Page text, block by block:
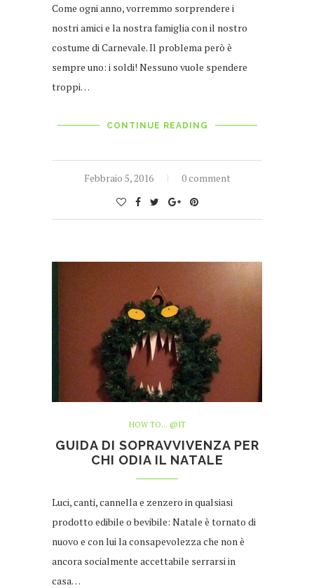
Come ogni anno, vorremmo sorprendere i
nostri amici e la nostra famiglia con il nostro
costume di Carnevale. Il problema però è
sempre uno: i soldi! Nessuno vuole spendere
troppi…
CONTINUE READING
Febbraio 5, 2016 0 comment
HOW TO... @IT
GUIDA DI SOPRAVVIVENZA PER
CHI ODIA IL NATALE
Luci, canti, cannella e zenzero in qualsiasi
prodotto edibile o bevibile: Natale è tornato di
nuovo e con lui la consapevolezza che non è
ancora socialmente accettabile serrarsi in
casa…